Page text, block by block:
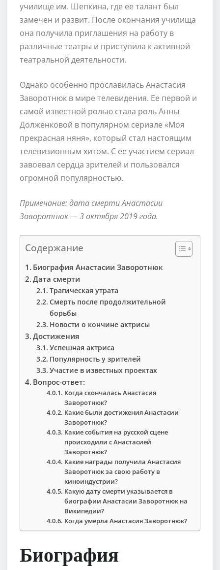
училище им. Шепкина, где ее талант был
замечен и развит. После окончания училища
она получила приглашения на работу в
различные театры и приступила к активной
театральной деятельности.
Однако особенно прославилась Анастасия
Заворотнюк в мире телевидения. Ее первой и
самой известной ролью стала роль Анны
Долженковой в популярном сериале «Моя
прекрасная няня», который стал настоящим
телевизионным хитом. С ее участием сериал
завоевал сердца зрителей и пользовался
огромной популярностью.
Примечание: дата смерти Анастасии
Заворотнюк — 3 октября 2019 года.
Содержание
Биография Анастасии Заворотнюк
Дата смерти
Трагическая утрата
Смерть после продолжительной
борьбы
Новости о кончине актрисы
Достижения
Успешная актриса
Популярность у зрителей
Участие в известных проектах
Вопрос-ответ:
Когда скончалась Анастасия
Заворотнюк?
Какие были достижения Анастасии
Заворотнюк?
Какие события на русской сцене
происходили с Анастасией
Заворотнюк?
Какие награды получила Анастасия
Заворотнюк за свою работу в
киноиндустрии?
Какую дату смерти указывается в
биографии Анастасии Заворотнюк на
Википедии?
Когда умерла Анастасия Заворотнюк?
Биография